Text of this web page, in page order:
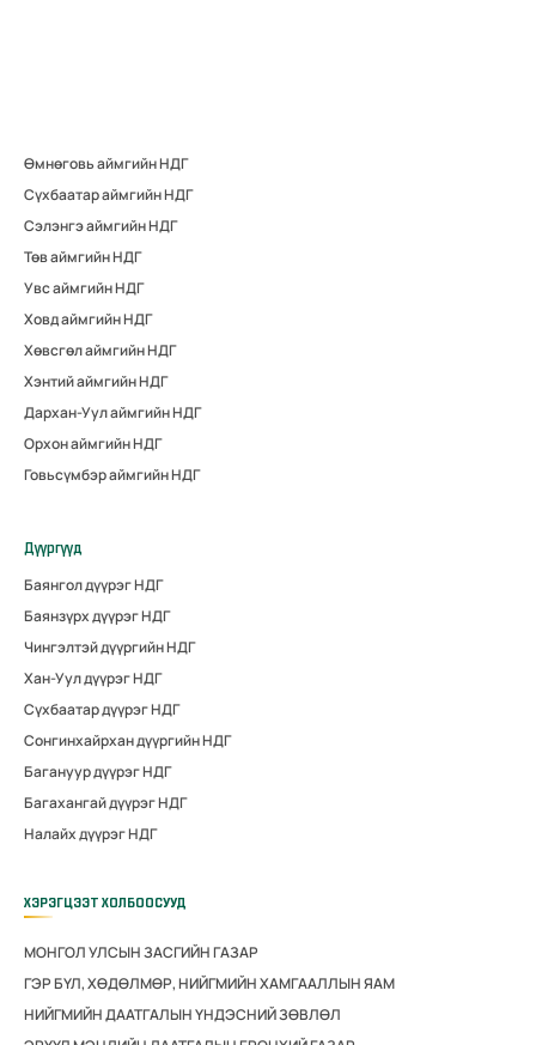
Өмнөговь аймгийн НДГ
Сүхбаатар аймгийн НДГ
Сэлэнгэ аймгийн НДГ
Төв аймгийн НДГ
Увс аймгийн НДГ
Ховд аймгийн НДГ
Хөвсгөл аймгийн НДГ
Хэнтий аймгийн НДГ
Дархан-Уул аймгийн НДГ
Орхон аймгийн НДГ
Говьсүмбэр аймгийн НДГ
Дүүргүүд
Баянгол дүүрэг НДГ
Баянзүрх дүүрэг НДГ
Чингэлтэй дүүргийн НДГ
Хан-Уул дүүрэг НДГ
Сүхбаатар дүүрэг НДГ
Сонгинхайрхан дүүргийн НДГ
Багануур дүүрэг НДГ
Багахангай дүүрэг НДГ
Налайх дүүрэг НДГ
ХЭРЭГЦЭЭТ ХОЛБООСУУД
МОНГОЛ УЛСЫН ЗАСГИЙН ГАЗАР
ГЭР БҮЛ, ХӨДӨЛМӨР, НИЙГМИЙН ХАМГААЛЛЫН ЯАМ
НИЙГМИЙН ДААТГАЛЫН ҮНДЭСНИЙ ЗӨВЛӨЛ